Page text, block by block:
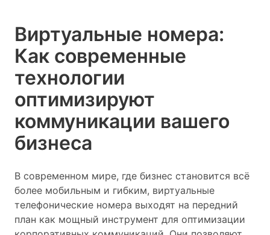
Виртуальные номера:
Как современные
технологии
оптимизируют
коммуникации вашего
бизнеса
В современном мире, где бизнес становится всё
более мобильным и гибким, виртуальные
телефонические номера выходят на передний
план как мощный инструмент для оптимизации